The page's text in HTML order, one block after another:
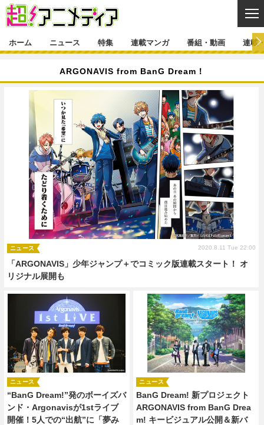
ニュース一覧 アニメ
ゲーム・アプリ マンガ
映画 音楽
グッズ イベント
声優 コスプレ
舞台 新帝スタ
特集一覧 カバー
インタビュー レポート
ラキりす
連載マンガ一覧 連載一覧
番組・動画
番組・動画一覧 ラジオ
動画
連載・ブログ
連載・ブログ一覧 コラム
編集部ブログ・お知らせ
ホーム ニュース 特集 連載マンガ 番組・動画 連載
ARGONAVIS from BanG Dream！
「ARGONAVIS」少年ジャンプ＋でコミック版連載スタート！ オ
リジナル展開も
ニュース 2020.8.11 Tue 22:00
“BanG Dream!”発のボーイズバ
ンド・Argonavisが1stライブ
開催！5人での“出航”に「夢み
ニュース
BanG Dream! 新プロジェクト
ARGONAVIS from BanG Drea
m! キービジュアル公開＆新バ
ニュース